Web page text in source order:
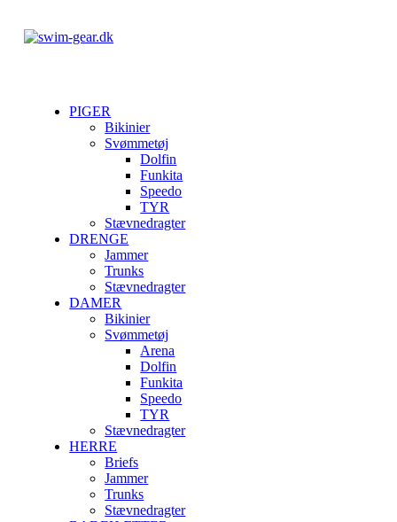
PIGER
Bikinier
Svømmetøj
Dolfin
Funkita
Speedo
TYR
Stævnedragter
DRENGE
Jammer
Trunks
Stævnedragter
DAMER
Bikinier
Svømmetøj
Arena
Dolfin
Funkita
Speedo
TYR
Stævnedragter
HERRE
Briefs
Jammer
Trunks
Stævnedragter